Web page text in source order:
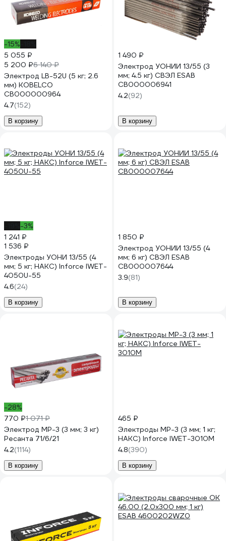
-15%
5 055 ₽
5 200 ₽6 140 ₽
Электрод LB-52U (5 кг; 2.6
мм) KOBELCO
СВ000000964
4.7(152)
В корзину
1 490 ₽
Электрод УОНИИ 13/55 (3
мм; 4.5 кг) СВЭЛ ESAB
СВ000006941
4.2(92)
В корзину
-3%
1 241 ₽
1 536 ₽
Электроды УОНИ 13/55 (4
мм; 5 кг; НАКС) Inforce IWET-
4050U-55
4.6(24)
В корзину
1 850 ₽
Электрод УОНИИ 13/55 (4
мм; 6 кг) СВЭЛ ESAB
СВ000007644
3.9(81)
В корзину
-28%
770 ₽1 071 ₽
Электрод МР-3 (3 мм; 3 кг)
Ресанта 71/6/21
4.2(1114)
В корзину
465 ₽
Электроды МР-3 (3 мм; 1 кг;
НАКС) Inforce IWET-3010M
4.8(390)
В корзину